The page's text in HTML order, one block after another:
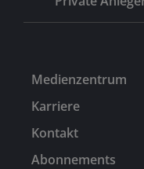
Medienzentrum
Karriere
Kontakt
Abonnements